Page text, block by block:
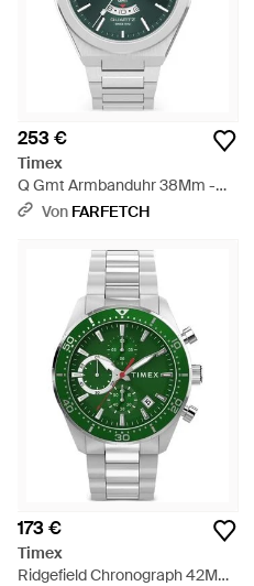
253 €
Timex
Q Gmt Armbanduhr 38Mm -
GrauVon FARFETCH
173 €
Timex
Ridgefield Chronograph 42Mm